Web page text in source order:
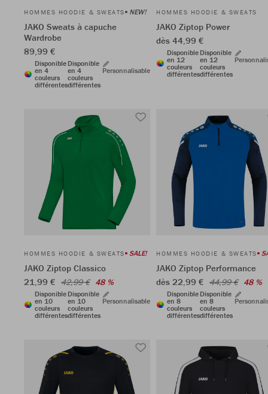
HOMMES HOODIE & SWEATS NEW!
JAKO Sweats à capuche
Wardrobe
89,99 €
Disponible
en 4
couleurs
différentes
Disponible
en 4
couleurs
différentes
Personnalisable
HOMMES HOODIE & SWEATS
JAKO Ziptop Power
dès 44,99 €
Disponible
en 12
couleurs
différentes
Disponible
en 12
couleurs
différentes
HOMMES HOODIE & SWEATS SALE!
JAKO Ziptop Classico
21,99 € 42,99 € 48 %
Disponible
en 10
couleurs
différentes
Disponible
en 10
couleurs
différentes
Personnalisable
HOMMES HOODIE & SWEATS
JAKO Ziptop Performance
dès 22,99 € 44,99 € 48 %
Disponible
en 8
couleurs
différentes
Disponible
en 8
couleurs
différentes